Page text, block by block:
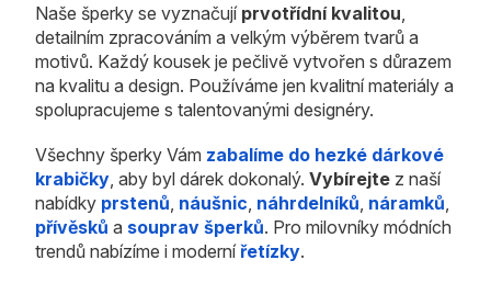
Naše šperky se vyznačují prvotřídní kvalitou
detailním zpracováním a velkým výběrem tvarů a
motivů. Každý kousek je pečlivě vytvořen s důrazem
na kvalitu a design. Používáme jen kvalitní materiály a
spolupracujeme s talentovanými designéry.
Všechny šperky Vám zabalíme do hezké dárkové
krabičky , aby byl dárek dokonalý. Vybírejte z naší
nabídky prstenů náušnic náhrdelníků náramků
přívěsků a souprav šperků. Pro milovníky módních
trendů nabízíme i modernířetízky.